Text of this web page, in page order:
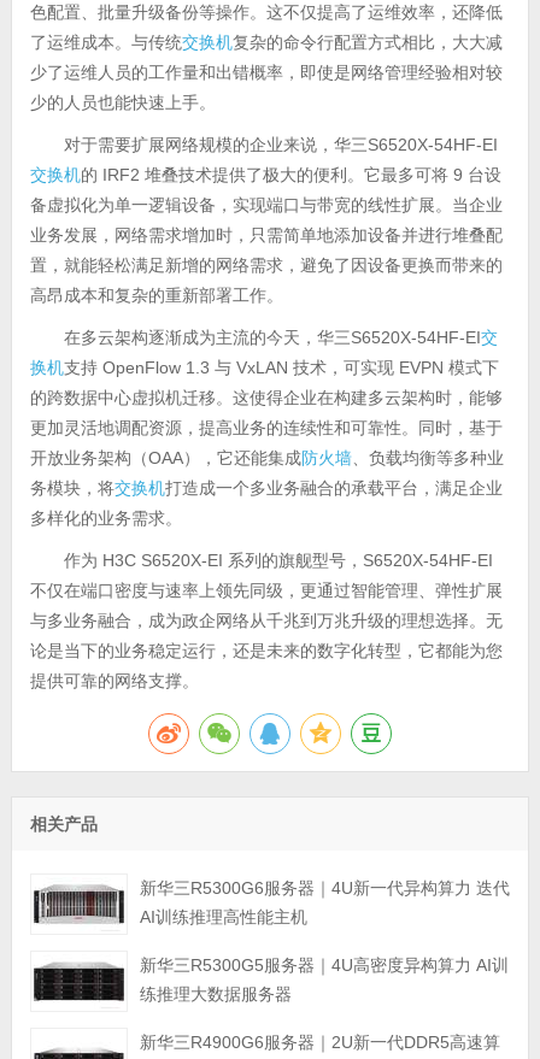
色配置、批量升级备份等操作。这不仅提高了运维效率，还降低
了运维成本。与传统交换机复杂的命令行配置方式相比，大大减
少了运维人员的工作量和出错概率，即使是网络管理经验相对较
少的人员也能快速上手。
对于需要扩展网络规模的企业来说，华三S6520X-54HF-EI
交换机的 IRF2 堆叠技术提供了极大的便利。它最多可将 9 台设
备虚拟化为单一逻辑设备，实现端口与带宽的线性扩展。当企业
业务发展，网络需求增加时，只需简单地添加设备并进行堆叠配
置，就能轻松满足新增的网络需求，避免了因设备更换而带来的
高昂成本和复杂的重新部署工作。
在多云架构逐渐成为主流的今天，华三S6520X-54HF-EI交
换机支持 OpenFlow 1.3 与 VxLAN 技术，可实现 EVPN 模式下
的跨数据中心虚拟机迁移。这使得企业在构建多云架构时，能够
更加灵活地调配资源，提高业务的连续性和可靠性。同时，基于
开放业务架构（OAA），它还能集成防火墙、负载均衡等多种业
务模块，将交换机打造成一个多业务融合的承载平台，满足企业
多样化的业务需求。
作为 H3C S6520X-EI 系列的旗舰型号，S6520X-54HF-EI
不仅在端口密度与速率上领先同级，更通过智能管理、弹性扩展
与多业务融合，成为政企网络从千兆到万兆升级的理想选择。无
论是当下的业务稳定运行，还是未来的数字化转型，它都能为您
提供可靠的网络支撑。
相关产品
新华三R5300G6服务器｜4U新一代异构算力 迭代
AI训练推理高性能主机
新华三R5300G5服务器｜4U高密度异构算力 AI训
练推理大数据服务器
新华三R4900G6服务器｜2U新一代DDR5高速算